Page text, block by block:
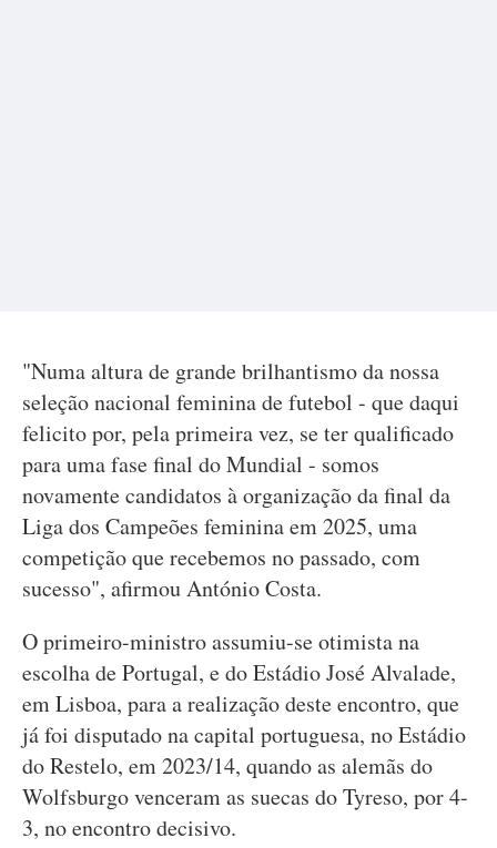
"Numa altura de grande brilhantismo da nossa
seleção nacional feminina de futebol - que daqui
felicito por, pela primeira vez, se ter qualificado
para uma fase final do Mundial - somos
novamente candidatos à organização da final da
Liga dos Campeões feminina em 2025, uma
competição que recebemos no passado, com
sucesso", afirmou António Costa.
O primeiro-ministro assumiu-se otimista na
escolha de Portugal, e do Estádio José Alvalade,
em Lisboa, para a realização deste encontro, que
já foi disputado na capital portuguesa, no Estádio
do Restelo, em 2023/14, quando as alemãs do
Wolfsburgo venceram as suecas do Tyreso, por 4-
3, no encontro decisivo.